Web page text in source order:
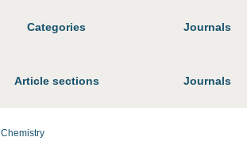
Categories Journals
Article sections Journals
Chemistry